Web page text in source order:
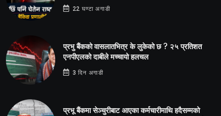
22 घण्टा अगाडी
प्रभु बैंकको वासलातभित्र के लुकेको छ ? २५ प्रतिशत
एनपीएलको दाबीले मच्चायो हलचल
3 दिन अगाडी
प्रभू बैंकमा सेञ्चुरीबाट आएका कर्मचारीमाथि हदैसम्मको